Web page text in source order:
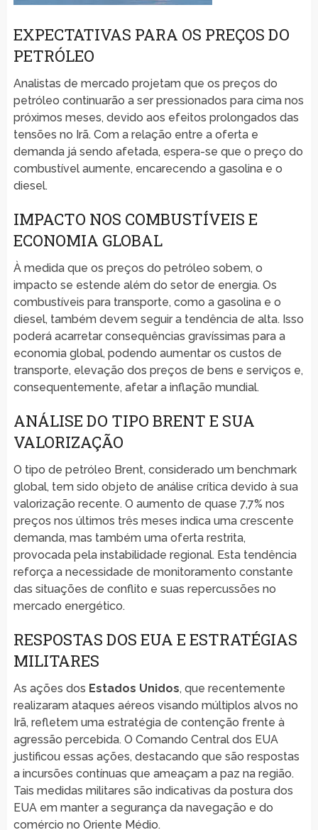
EXPECTATIVAS PARA OS PREÇOS DO
PETRÓLEO
Analistas de mercado projetam que os preços do
petróleo continuarão a ser pressionados para cima nos
próximos meses, devido aos efeitos prolongados das
tensões no Irã. Com a relação entre a oferta e
demanda já sendo afetada, espera-se que o preço do
combustível aumente, encarecendo a gasolina e o
diesel.
IMPACTO NOS COMBUSTÍVEIS E
ECONOMIA GLOBAL
À medida que os preços do petróleo sobem, o
impacto se estende além do setor de energia. Os
combustíveis para transporte, como a gasolina e o
diesel, também devem seguir a tendência de alta. Isso
poderá acarretar consequências gravíssimas para a
economia global, podendo aumentar os custos de
transporte, elevação dos preços de bens e serviços e,
consequentemente, afetar a inflação mundial.
ANÁLISE DO TIPO BRENT E SUA
VALORIZAÇÃO
O tipo de petróleo Brent, considerado um benchmark
global, tem sido objeto de análise crítica devido à sua
valorização recente. O aumento de quase 7,7% nos
preços nos últimos três meses indica uma crescente
demanda, mas também uma oferta restrita,
provocada pela instabilidade regional. Esta tendência
reforça a necessidade de monitoramento constante
das situações de conflito e suas repercussões no
mercado energético.
RESPOSTAS DOS EUA E ESTRATÉGIAS
MILITARES
As ações dos Estados Unidos, que recentemente
realizaram ataques aéreos visando múltiplos alvos no
Irã, refletem uma estratégia de contenção frente à
agressão percebida. O Comando Central dos EUA
justificou essas ações, destacando que são respostas
a incursões contínuas que ameaçam a paz na região.
Tais medidas militares são indicativas da postura dos
EUA em manter a segurança da navegação e do
comércio no Oriente Médio.